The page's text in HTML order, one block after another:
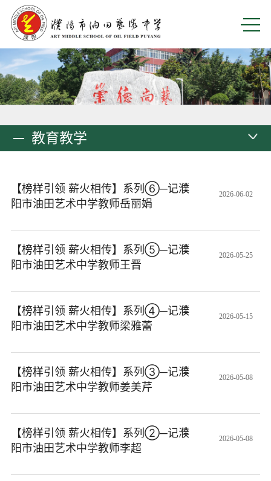
教育教学
【榜样引领 薪火相传】系列⑥─记濮
阳市油田艺术中学教师岳丽娟
2026-06-02
【榜样引领 薪火相传】系列⑤─记濮
阳市油田艺术中学教师王晋
2026-05-25
【榜样引领 薪火相传】系列④─记濮
阳市油田艺术中学教师梁雅蕾
2026-05-15
【榜样引领 薪火相传】系列③─记濮
阳市油田艺术中学教师姜美芹
2026-05-08
【榜样引领 薪火相传】系列②─记濮
阳市油田艺术中学教师李超
2026-05-08